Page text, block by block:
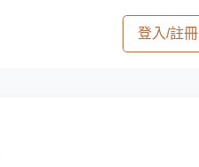
登入/註冊